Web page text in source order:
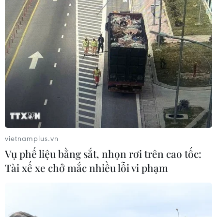
Alphabet cải tổ hàng ngũ lãnh đạo
giữa cuộc đua AGI
06/08/2026 04:22
Techcom Life và cách tiếp cận mới
cho bài toán bảo vệ sức khỏe của
người Việt
06/08/2026 03:40
Chọn đúng đầu tàu: Danh mục
doanh nghiệp nhà nước mạnh và bài
toán giao nhiệm vụ
vietnamplus.vn
Vụ phế liệu bằng sắt, nhọn rơi trên cao tốc:
Tài xế xe chở mắc nhiều lỗi vi phạm